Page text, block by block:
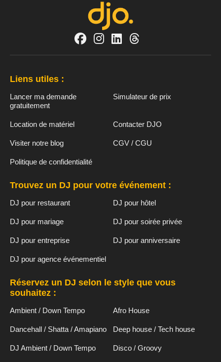
Liens utiles :
Lancer ma demande
gratuitement
Simulateur de prix
Location de matériel Contacter DJO
Visiter notre blog CGV / CGU
Politique de confidentialité
Trouvez un DJ pour votre événement :
DJ pour restaurant DJ pour hôtel
DJ pour mariage DJ pour soirée privée
DJ pour entreprise DJ pour anniversaire
DJ pour agence événementiel
Réservez un DJ selon le style que vous
souhaitez :
Ambient / Down Tempo Afro House
Dancehall / Shatta / Amapiano Deep house / Tech house
DJ Ambient / Down Tempo Disco / Groovy